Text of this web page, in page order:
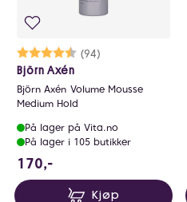
Karakter:
(94)
4.5 av 5 mulige
Björn Axén
Björn Axén Volume Mousse
Medium Hold
På lager på Vita.no
På lager i 105 butikker
170,-
Kjøp